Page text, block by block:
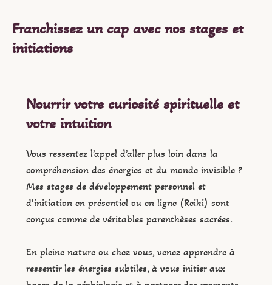
Franchissez un cap avec nos stages et
initiations
Nourrir votre curiosité spirituelle et
votre intuition
Vous ressentez l’appel d’aller plus loin dans la
compréhension des énergies et du monde invisible ?
Mes stages de développement personnel et
d’initiation en présentiel ou en ligne (Reiki) sont
conçus comme de véritables parenthèses sacrées.
En pleine nature ou chez vous, venez apprendre à
ressentir les énergies subtiles, à vous initier aux